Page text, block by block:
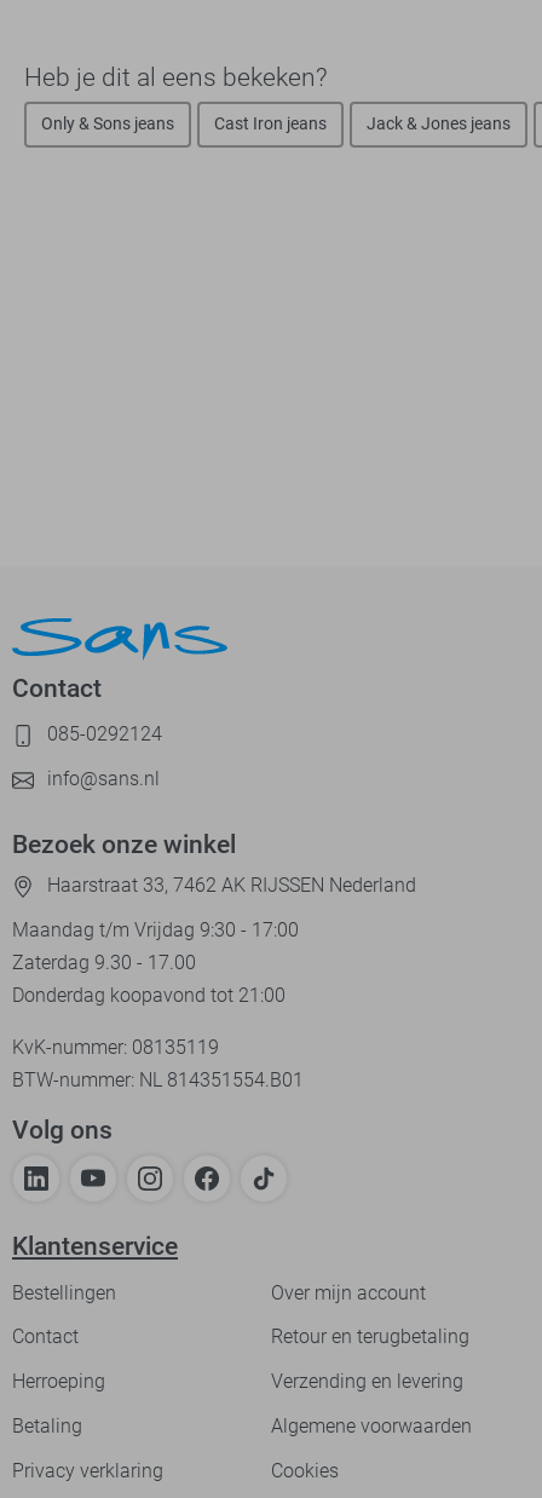
Heb je dit al eens bekeken?
Only & Sons jeans Cast Iron jeans Jack & Jones jeans
Contact
085-0292124
info@sans.nl
Bezoek onze winkel
Haarstraat 33, 7462 AK RIJSSEN Nederland
Maandag t/m Vrijdag 9:30 - 17:00
Zaterdag 9.30 - 17.00
Donderdag koopavond tot 21:00
KvK-nummer: 08135119
BTW-nummer: NL 814351554.B01
Volg ons
Klantenservice
Bestellingen
Over mijn account
Contact
Retour en terugbetaling
Herroeping
Verzending en levering
Betaling
Algemene voorwaarden
Privacy verklaring
Cookies